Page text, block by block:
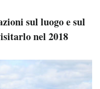
sul luogo e sul
nel 2018